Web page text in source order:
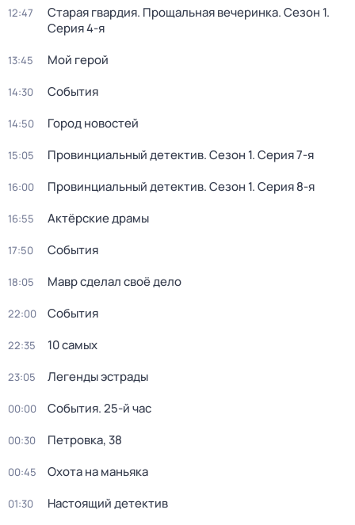
12:47 Старая гвардия. Прощальная вечеринка. Сезон 1.
Серия 4-я
13:45 Мой герой
14:30 События
14:50 Город новостей
15:05 Провинциальный детектив. Сезон 1. Серия 7-я
16:00 Провинциальный детектив. Сезон 1. Серия 8-я
16:55 Актёрские драмы
17:50 События
18:05 Мавр сделал своё дело
22:00 События
22:35 10 самых
23:05 Легенды эстрады
00:00 События. 25-й час
00:30 Петровка, 38
00:45 Охота на маньяка
01:30 Настоящий детектив